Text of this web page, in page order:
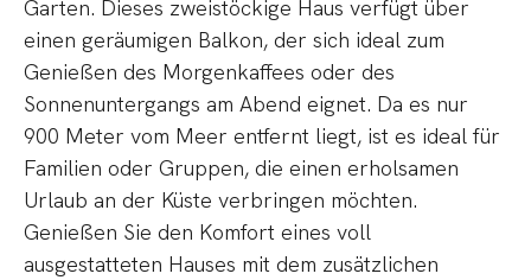
Garten. Dieses zweistöckige Haus verfügt über
einen geräumigen Balkon, der sich ideal zum
Genießen des Morgenkaffees oder des
Sonnenuntergangs am Abend eignet. Da es nur
900 Meter vom Meer entfernt liegt, ist es ideal für
Familien oder Gruppen, die einen erholsamen
Urlaub an der Küste verbringen möchten.
Genießen Sie den Komfort eines voll
ausgestatteten Hauses mit dem zusätzlichen